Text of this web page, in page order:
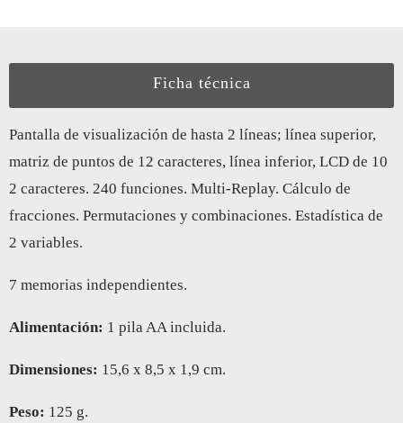
Ficha técnica
Pantalla de visualización de hasta 2 líneas; línea superior,
matriz de puntos de 12 caracteres, línea inferior, LCD de 10
2 caracteres. 240 funciones. Multi-Replay. Cálculo de
fracciones. Permutaciones y combinaciones. Estadística de
2 variables.
7 memorias independientes.
Alimentación: 1 pila AA incluida.
Dimensiones: 15,6 x 8,5 x 1,9 cm.
Peso: 125 g.